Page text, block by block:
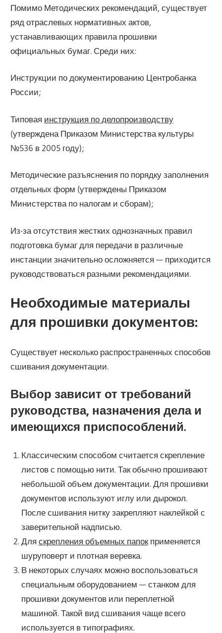
Помимо Методических рекомендаций, существует
ряд отраслевых нормативных актов,
устанавливающих правила прошивки
официальных бумаг. Среди них:
Инструкции по документированию Центробанка
России;
Типовая инструкция по делопроизводству
(утверждена Приказом Министерства культуры
№536 в 2005 году);
Методические разъяснения по порядку заполнения
отдельных форм (утверждены Приказом
Министерства по налогам и сборам);
Из-за отсутствия жестких однозначных правил
подготовка бумаг для передачи в различные
инстанции значительно осложняется — приходится
руководствоваться разными рекомендациями.
Необходимые материалы
для прошивки документов:
Существует несколько распространенных способов
сшивания документации.
Выбор зависит от требований
руководства, назначения дела и
имеющихся приспособлений.
Классическим способом считается скрепление
листов с помощью нити. Так обычно прошивают
небольшой объем документации. Для прошивки
документов используют иглу или дырокол.
После сшивания нитку закрепляют наклейкой с
заверительной надписью.
Для скрепления объемных папокприменяется
шуруповерт и плотная веревка.
В некоторых случаях можно воспользоваться
специальным оборудованием — станком для
прошивки документов или переплетной
машиной. Такой вид сшивания чаще всего
используется в типографиях.